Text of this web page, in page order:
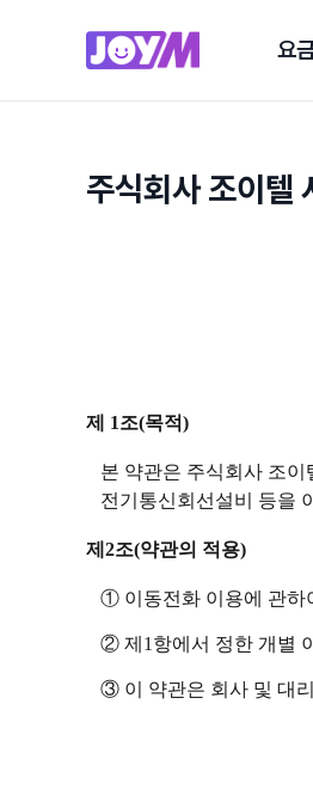
요
주식회사 조이텔
제 1조(목적)
본 약관은 주식회사 조이
전기통신회선설비 등을
제2조(약관의 적용)
① 이동전화 이용에 관하
② 제1항에서 정한 개별
③ 이 약관은 회사 및 대